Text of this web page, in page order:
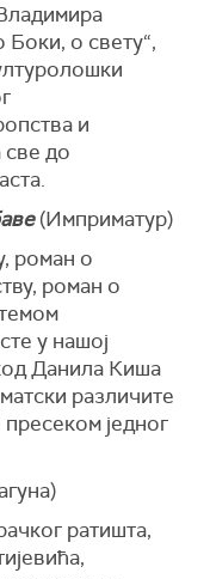
о свету“,
и
све до
(Имприматур)
роман о
роман о
у нашој
Данила Киша
различите
једног
ратишта,